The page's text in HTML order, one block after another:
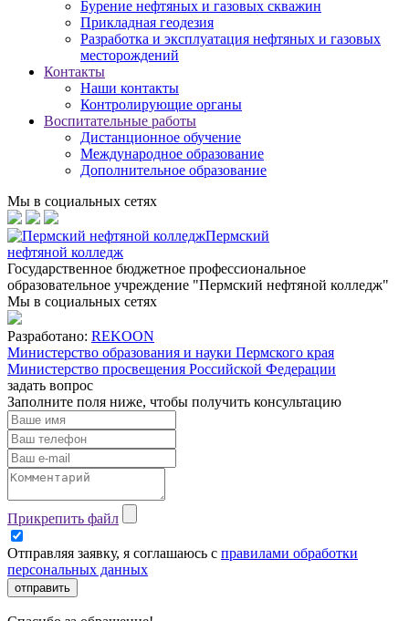
Бурение нефтяных и газовых скважин
Прикладная геодезия
Разработка и эксплуатация нефтяных и газовых
месторождений
Контакты
Наши контакты
Контролирующие органы
Воспитательные работы
Дистанционное обучение
Международное образование
Дополнительное образование
Мы в социальных сетях
Пермский
нефтяной колледж
Государственное бюджетное профессиональное
образовательное учреждение "Пермский нефтяной колледж"
Мы в социальных сетях
Разработано: REKOON
Министерство образования и науки Пермского края
Министерство просвещения Российской Федерации
задать вопрос
Заполните поля ниже, чтобы получить консультацию
Прикрепить файл
Отправляя заявку, я соглашаюсь с правилами обработки
персональных данных
отправить